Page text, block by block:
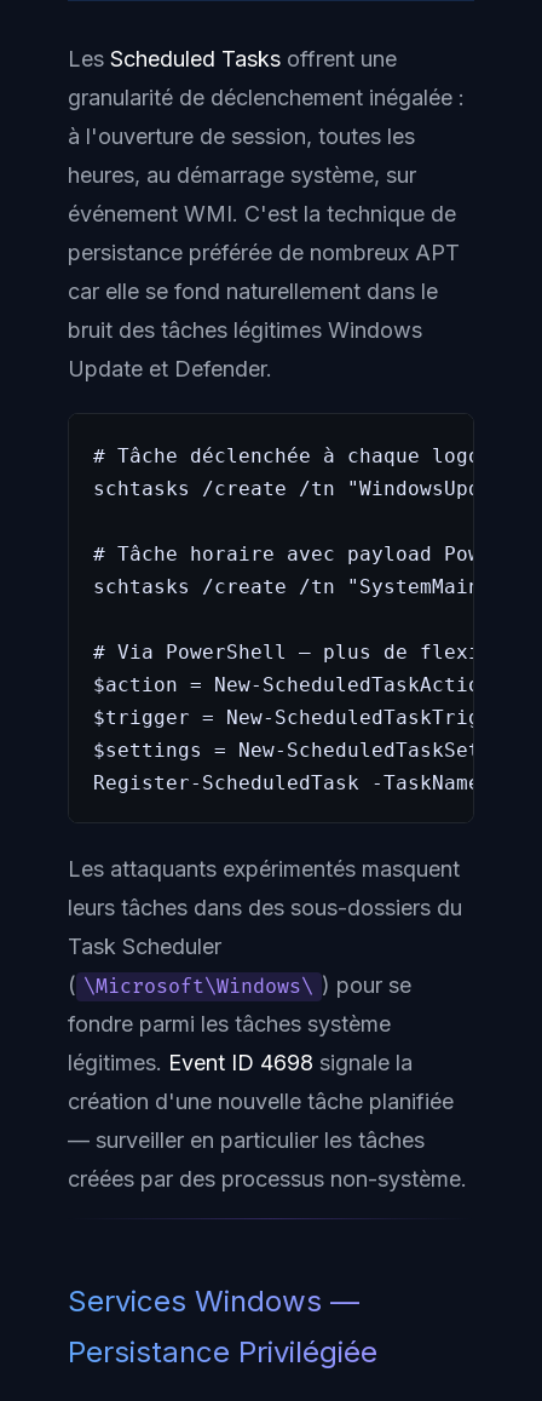
Les Scheduled Tasks offrent une
granularité de déclenchement inégalée :
à l'ouverture de session, toutes les
heures, au démarrage système, sur
événement WMI. C'est la technique de
persistance préférée de nombreux APT
car elle se fond naturellement dans le
bruit des tâches légitimes Windows
Update et Defender.
# Tâche déclenchée à chaque logon,
schtasks /create /tn
# Tâche horaire avec payload
schtasks /create /tn
# Via PowerShell — plus de
$action = New-ScheduledTaskAction -
$trigger = New-ScheduledTaskTrigger -
$settings = New-
Register-ScheduledTask -TaskName
Les attaquants expérimentés masquent
leurs tâches dans des sous-dossiers du
Task Scheduler
( \Microsoft\Windows\ ) pour se
fondre parmi les tâches système
légitimes. Event ID 4698 signale la
création d'une nouvelle tâche planifiée
— surveiller en particulier les tâches
créées par des processus non-système.
Services Windows —
Persistance Privilégiée